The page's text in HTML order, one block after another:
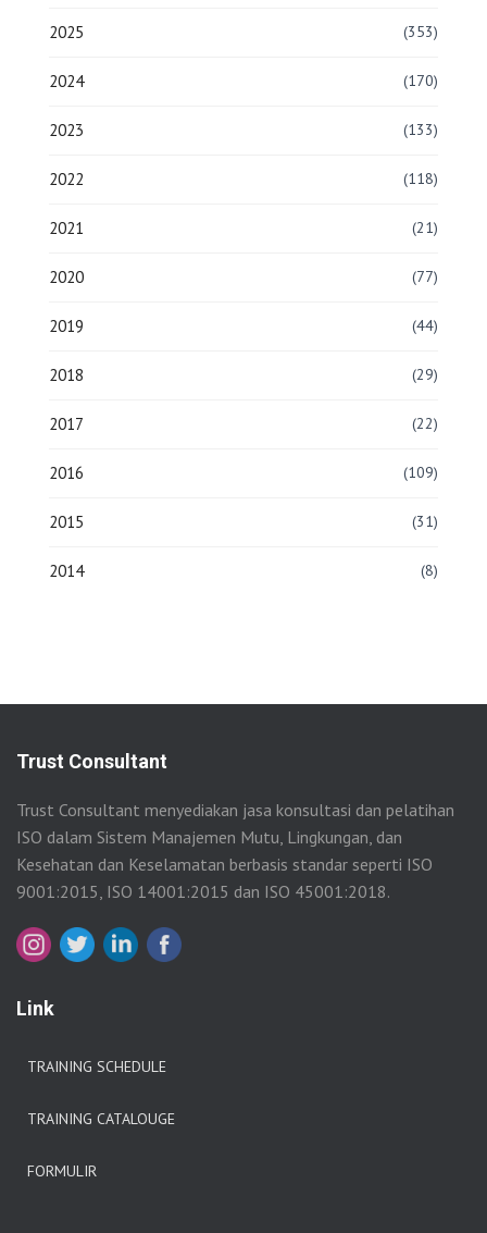
2025 (353)
2024 (170)
2023 (133)
2022 (118)
2021 (21)
2020 (77)
2019 (44)
2018 (29)
2017 (22)
2016 (109)
2015 (31)
2014 (8)
Trust Consultant
Trust Consultant menyediakan jasa konsultasi dan pelatihan
ISO dalam Sistem Manajemen Mutu, Lingkungan, dan
Kesehatan dan Keselamatan berbasis standar seperti ISO
9001:2015, ISO 14001:2015 dan ISO 45001:2018.
Link
TRAINING SCHEDULE
TRAINING CATALOUGE
FORMULIR